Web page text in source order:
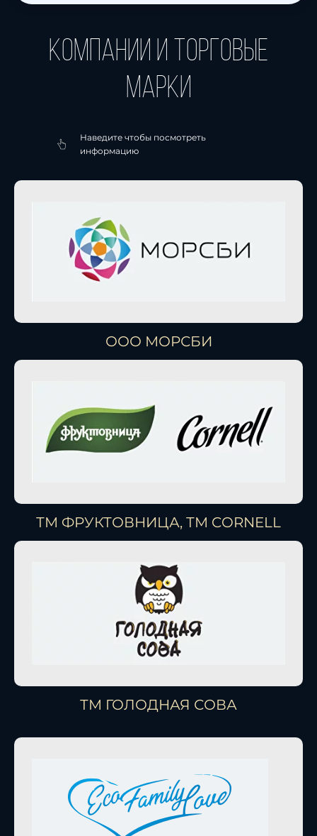
компании и торговые
марки
Наведите чтобы посмотреть
информацию
ООО МОРСБИ
ТМ ФРУКТОВНИЦА, ТМ CORNELL
ТМ ГОЛОДНАЯ СОВА